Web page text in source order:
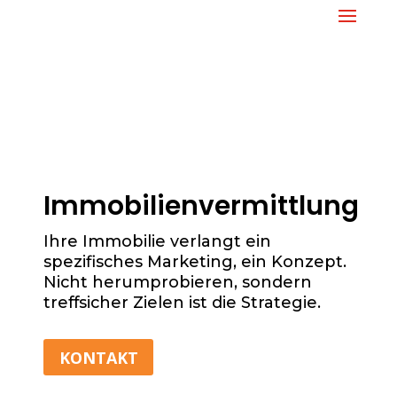
Immobilienvermittlung
Ihre Immobilie verlangt ein
spezifisches Marketing, ein Konzept.
Nicht herumprobieren, sondern
treffsicher Zielen ist die Strategie.
KONTAKT